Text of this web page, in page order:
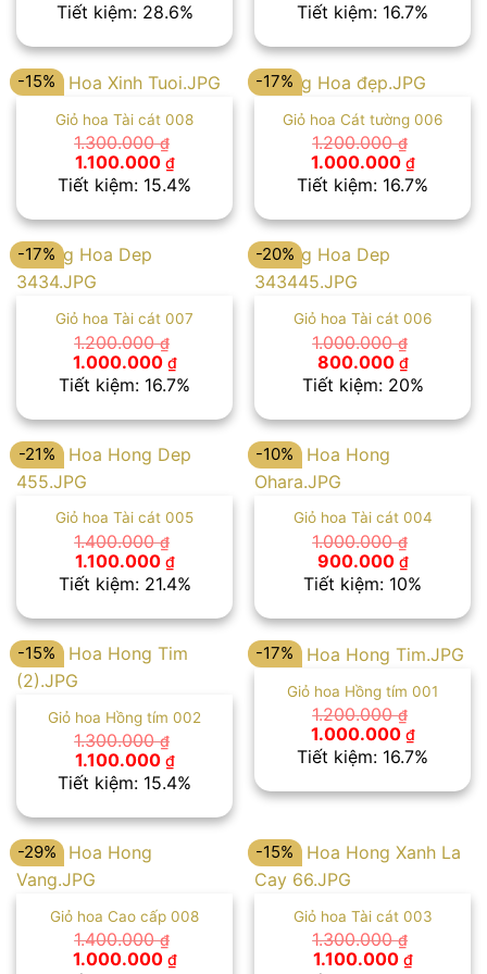
là:
tại
1.000.000 ₫.
Tiết kiệm: 28.6%
là:
tại
Tiết kiệm: 16.7%
-15%
Giỏ hoa Tài cát 008
1.300.000₫
Giá
gốc
là:
1.100.000 ₫Giá
hiện
tại
1.100.000 ₫.
Tiết kiệm: 15.4%
-17%
Giỏ hoa Cát tường 006
1.200.000₫
Giá
gốc
là:
1.000.000 ₫Giá
hiện
tại
Tiết kiệm: 16.7%
-17%
Giỏ hoa Tài cát 007
1.200.000₫
Giá
gốc
là:
1.000.000 ₫Giá
hiện
tại
1.000.000 ₫.
Tiết kiệm: 16.7%
-20%
Giỏ hoa Tài cát 006
1.000.000₫
Giá
gốc
là:
800.000 ₫Giá
hiện
tại
800.000
Tiết kiệm: 20%
-21%
Giỏ hoa Tài cát 005
1.400.000₫
Giá
gốc
là:
1.100.000 ₫Giá
hiện
tại
1.100.000 ₫.
Tiết kiệm: 21.4%
-10%
Giỏ hoa Tài cát 004
1.000.000₫
Giá
gốc
là:
900.000 ₫Giá
hiện
tại
900.000
Tiết kiệm: 10%
-15%
Giỏ hoa Hồng tím 002
1.300.000₫
Giá
gốc
là:
1.100.000 ₫Giá
hiện
tại
1.100.000 ₫.
Tiết kiệm: 15.4%
-17%
Giỏ hoa Hồng tím 001
1.200.000₫
Giá
gốc
là:
1.000.000 ₫Giá
hiện
tại
Tiết kiệm: 16.7%
-29%
Giỏ hoa Cao cấp 008
1.400.000₫
Giá
1.000.000 ₫Giá
-15%
Giỏ hoa Tài cát 003
1.300.000₫
Giá
1.100.000 ₫Giá